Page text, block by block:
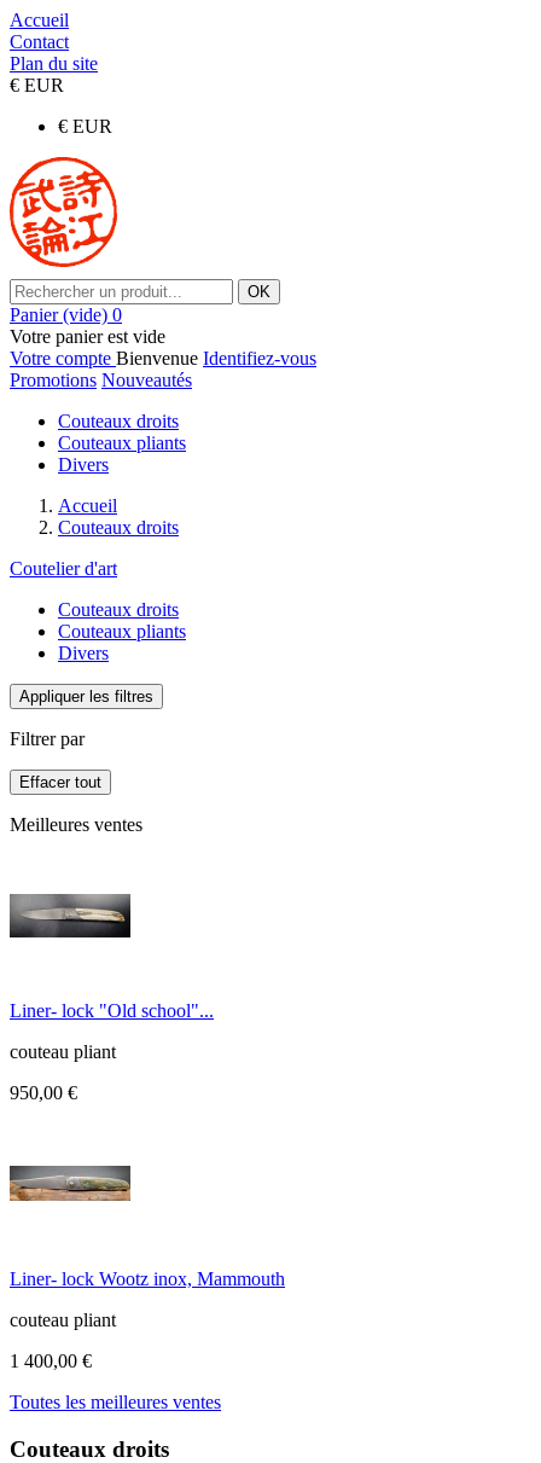
Accueil
Contact
Plan du site
€ EUR
€ EUR
OK
Panier (vide) 0
Votre panier est vide
Votre compte Bienvenue Identifiez-vous
Promotions Nouveautés
Couteaux droits
Couteaux pliants
Divers
Accueil
Couteaux droits
Coutelier d'art
Couteaux droits
Couteaux pliants
Divers
Appliquer les filtres
Filtrer par
Effacer tout
Meilleures ventes
Liner- lock "Old school"...
couteau pliant
950,00 €
Liner- lock Wootz inox, Mammouth
couteau pliant
1 400,00 €
Toutes les meilleures ventes
Couteaux droits